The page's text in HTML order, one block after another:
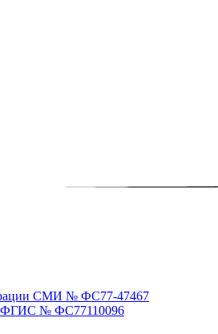
СМИ № ФС77-47467
ФГИС № ФС77110096